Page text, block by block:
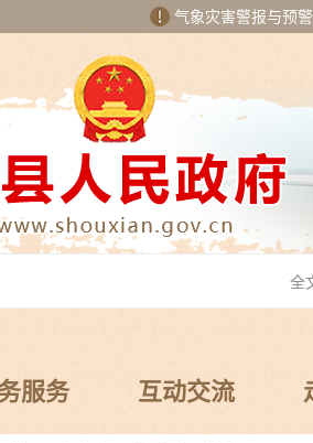
气象灾害警报与预
服务 互动交流